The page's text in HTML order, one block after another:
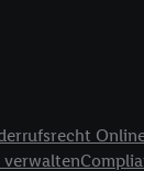
verwalten
Anzeige von
Verknüpfung